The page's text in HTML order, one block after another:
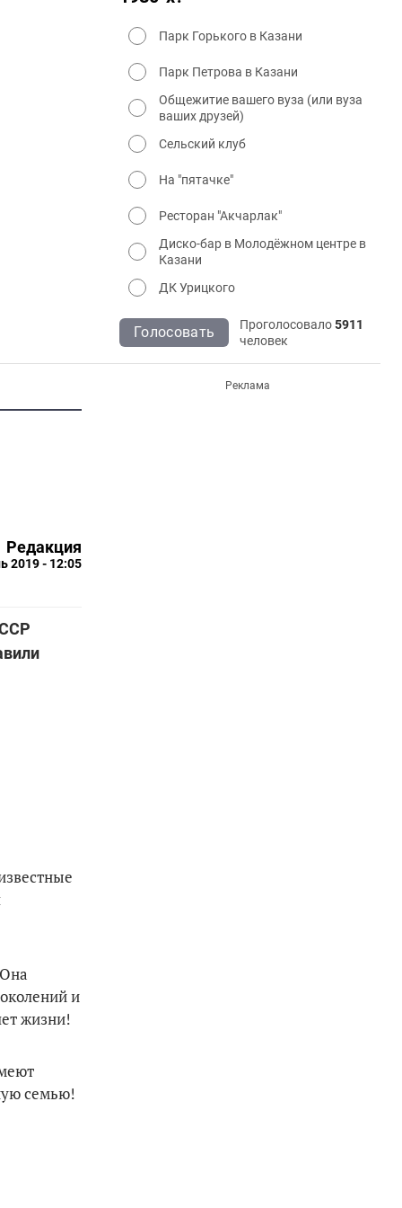
Парк Горького в Казани
Парк Петрова в Казани
Общежитие вашего вуза (или вуза
ваших друзей)
Сельский клуб
На "пятачке"
Ресторан "Акчарлак"
Диско-бар в Молодёжном центре в
Казани
ДК Урицкого
Голосовать Проголосовало5911
человек
Редакция
2019 - 12:05
и
жизни!
семью!
Реклама